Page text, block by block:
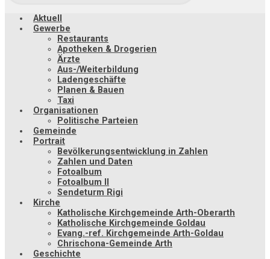
Aktuell
Gewerbe
Restaurants
Apotheken & Drogerien
Ärzte
Aus-/Weiterbildung
Ladengeschäfte
Planen & Bauen
Taxi
Organisationen
Politische Parteien
Gemeinde
Portrait
Bevölkerungsentwicklung in Zahlen
Zahlen und Daten
Fotoalbum
Fotoalbum II
Sendeturm Rigi
Kirche
Katholische Kirchgemeinde Arth-Oberarth
Katholische Kirchgemeinde Goldau
Evang.-ref. Kirchgemeinde Arth-Goldau
Chrischona-Gemeinde Arth
Geschichte